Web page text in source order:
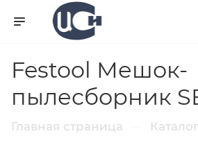
Festool Мешок-
пылесборник
Главная страница Каталог